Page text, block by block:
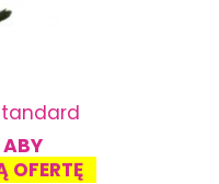
OFERTĘ